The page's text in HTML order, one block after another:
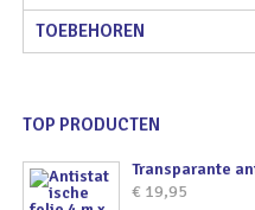
TOEBEHOREN
TOP PRODUCTEN
Transparante
€ 19,95